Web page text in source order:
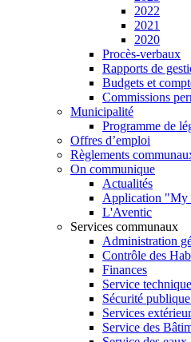
2022
2021
2020
Procès-verbaux
Rapports de
Budgets et
Commissions
Municipalité
Programme de
Offres d’emploi
Règlements
On communique
Actualités
Application "My
L'Aventic
Services communaux
Administration
Contrôle des
Finances
Service technique
Sécurité
Services
Service des